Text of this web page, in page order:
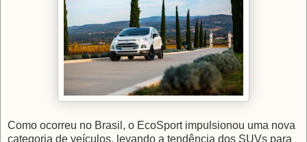
Como ocorreu no Brasil, o EcoSport impulsionou uma nova
categoria de veículos, levando a tendência dos SUVs para